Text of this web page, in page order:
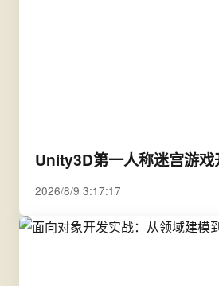
Unity3D第一人称迷宫游
2026/8/9 3:17:17